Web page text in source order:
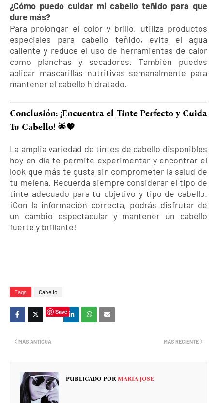
¿Cómo puedo cuidar mi cabello teñido para que
dure más?
Para prolongar el color y brillo, utiliza productos
especiales para cabello teñido, evita el agua
caliente y reduce el uso de herramientas de calor
como planchas y secadores. También puedes
aplicar mascarillas nutritivas semanalmente para
mantener el cabello hidratado.
Conclusión: ¡Encuentra el Tinte Perfecto y Cuida
Tu Cabello! 🌟💖
La amplia variedad de tintes de cabello disponibles
hoy en día te permite experimentar y encontrar el
look que más te gusta sin comprometer la salud de
tu melena. Recuerda siempre considerar el tipo de
tinte adecuado para tu objetivo y tipo de cabello.
¡Con la información correcta, podrás disfrutar de
un cambio espectacular y mantener un cabello
fuerte y brillante!
Tags Cabello
Save
MÁS RECIENTE
MÁS ANTIGUA
PUBLICADO POR MARIA JOSE